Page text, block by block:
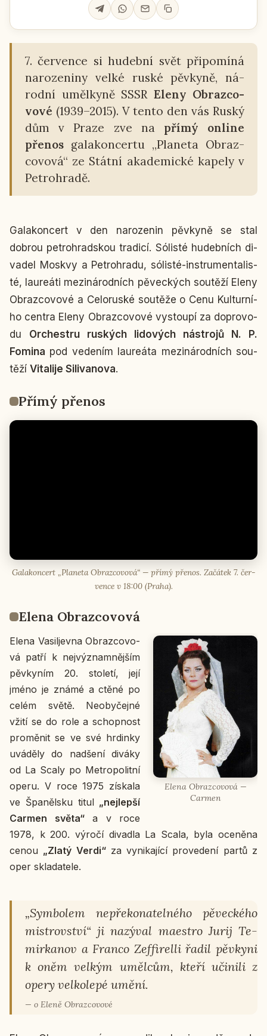
7. čer­ven­ce si hu­deb­ní svět při­po­mí­ná
na­ro­ze­ni­ny velké ruské pěv­ky­ně, ná­
rod­ní uměl­ky­ně SSSR Eleny Ob­raz­co­
vo­vé (1939–2015). V tento den vás Ruský
dům v Praze zve na přímý online
přenos ga­la­kon­cer­tu „Pla­ne­ta Ob­raz­
co­vo­vá“ ze Státní aka­de­mic­ké kapely v
Pe­t­ro­hra­dě.
Ga­la­kon­cert v den na­ro­ze­nin pěv­ky­ně se stal
dobrou pe­t­ro­hrad­skou tra­di­cí. Só­lis­té hu­deb­ních di­
va­del Moskvy a Pe­t­ro­hra­du, só­lis­té-in­stru­men­ta­lis­
té, lau­re­á­ti me­zi­ná­rod­ních pě­vec­kých sou­tě­ží Eleny
Ob­raz­co­vo­vé a Ce­lo­rus­ké sou­tě­že o Cenu Kul­tur­ní­
ho centra Eleny Ob­raz­co­vo­vé vy­stou­pí za do­pro­vo­
du Or­chest­ru rus­kých li­do­vých ná­stro­jů N. P.
Fomina pod ve­de­ním lau­re­á­ta me­zi­ná­rod­ních sou­
tě­ží Vi­ta­li­je Si­li­va­no­va.
Přímý přenos
Ga­la­kon­cert „Pla­ne­ta Ob­raz­co­vo­vá“ — přímý přenos. Za­čá­tek 7. čer­
ven­ce v 18:00 (Praha).
Elena Ob­raz­co­vo­vá
Elena Ob­raz­co­vo­vá —
Carmen
Elena Vasiljev­na Ob­raz­co­vo­
vá patří k nej­vý­znam­něj­ším
pěv­ky­ním 20. sto­le­tí, její
jméno je známé a ctěné po
celém světě. Ne­o­by­čej­né
vžití se do role a schop­nost
pro­mě­nit se ve své hr­din­ky
uvá­dě­ly do nad­še­ní diváky
od La Scaly po Me­t­ro­po­lit­ní
operu. V roce 1975 zís­ka­la
ve Špa­něl­sku titul „nej­lep­ší
Carmen světa“a v roce
1978, k 200. výročí di­va­dla La Scala, byla oce­ně­na
cenou „Zlatý Verdi“za vy­ni­ka­jí­cí pro­ve­de­ní partů z
oper skla­da­te­le.
„Sym­bo­lem ne­pře­ko­na­tel­né­ho pě­vec­ké­ho
mi­s­trov­ství“ ji na­zý­val ma­estro Jurij Te­
mir­ka­nov a Franco Ze­f­fi­rel­li řadil pěv­ky­ni
k oněm velkým uměl­cům, kteří uči­ni­li z
opery vel­ko­le­pé umění.
— o Eleně Ob­raz­co­vo­vé